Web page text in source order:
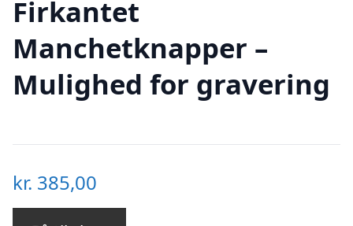
Firkantet
Manchetknapper –
Mulighed for gravering
kr. 385,00